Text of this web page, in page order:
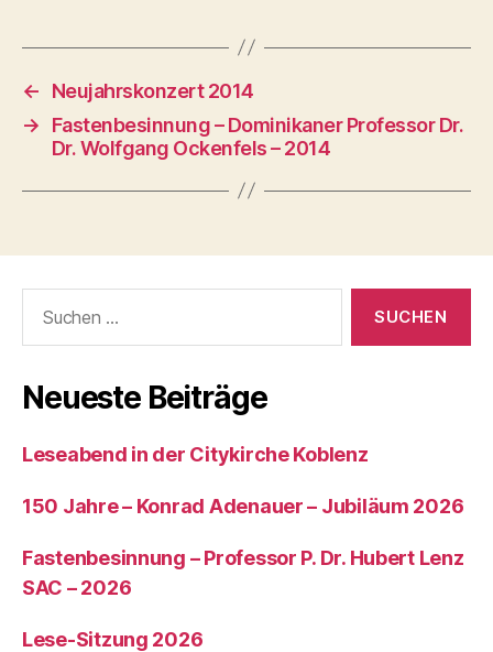
←
Neujahrskonzert 2014
→
Fastenbesinnung – Dominikaner Professor Dr.
Dr. Wolfgang Ockenfels – 2014
Neueste Beiträge
Leseabend in der Citykirche Koblenz
150 Jahre – Konrad Adenauer – Jubiläum 2026
Fastenbesinnung – Professor P. Dr. Hubert Lenz
SAC – 2026
Lese-Sitzung 2026